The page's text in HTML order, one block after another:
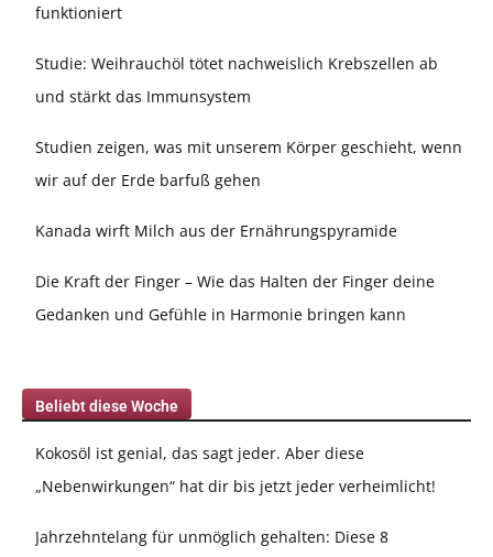
funktioniert
Studie: Weihrauchöl tötet nachweislich Krebszellen ab
und stärkt das Immunsystem
Studien zeigen, was mit unserem Körper geschieht, wenn
wir auf der Erde barfuß gehen
Kanada wirft Milch aus der Ernährungspyramide
Die Kraft der Finger – Wie das Halten der Finger deine
Gedanken und Gefühle in Harmonie bringen kann
Beliebt diese Woche
Kokosöl ist genial, das sagt jeder. Aber diese
„Nebenwirkungen“ hat dir bis jetzt jeder verheimlicht!
Jahrzehntelang für unmöglich gehalten: Diese 8